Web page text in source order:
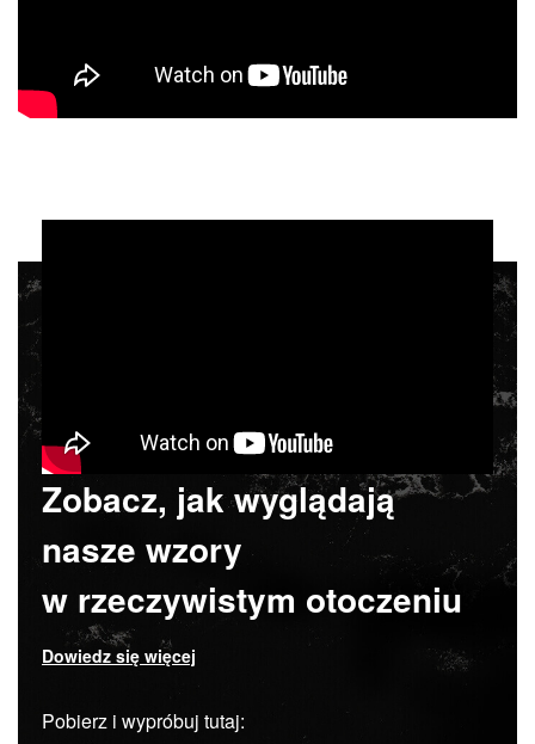
Zobacz, jak wyglądają
nasze wzory
w rzeczywistym otoczeniu
Dowiedz się więcej
Pobierz i wypróbuj tutaj: